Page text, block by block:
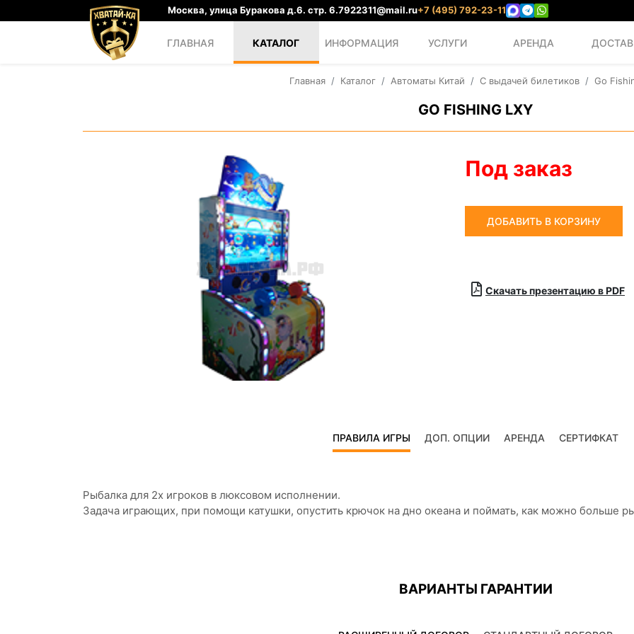
Москва, улица Буракова д.6. стр. 6.7922311@mail.ru+7 (495) 792-23-11
ГЛАВНАЯ КАТАЛОГ ИНФОРМАЦИЯ УСЛУГИ АРЕНДА
Главная Каталог Автоматы Китай С выдачей билетиков Go
GO FISHING LXY
Под заказ
ДОБАВИТЬ В КОРЗИНУ
Скачать презентацию в PDF
ПРАВИЛА ИГРЫ ДОП. ОПЦИИ АРЕНДА СЕРТИФКАТ
Рыбалка для 2х игроков в люксовом исполнении.
Задача играющих, при помощи катушки, опустить крючок на дно океана и поймать, как можно больше
ВАРИАНТЫ ГАРАНТИИ